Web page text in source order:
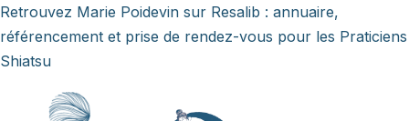
Retrouvez Marie Poidevin sur Resalib : annuaire,
référencement et prise de rendez-vous pour les Praticiens
Shiatsu